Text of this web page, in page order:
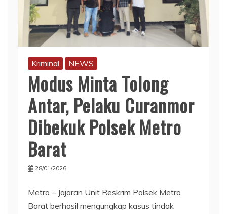
Kriminal NEWS
Modus Minta Tolong
Antar, Pelaku Curanmor
Dibekuk Polsek Metro
Barat
28/01/2026
Metro – Jajaran Unit Reskrim Polsek Metro
Barat berhasil mengungkap kasus tindak